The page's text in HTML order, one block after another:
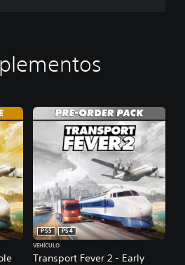
Transport Fever 2 - Early
PS5
PS4
VEHÍCULO